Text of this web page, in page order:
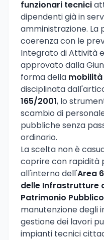
funzionari tecnici
dipendenti già in
amministrazione. La
coerenza con le
Integrato di Attività
approvato dalla
forma della
disciplinata
165/2001, lo
scambio di
pubbliche senza
ordinario.
La scelta non è
coprire con rapidità
all'interno dell'Area
delle Infrastrutture
Patrimonio Pubblico
manutenzione degli
gestione dei lavori
impianti tecnici